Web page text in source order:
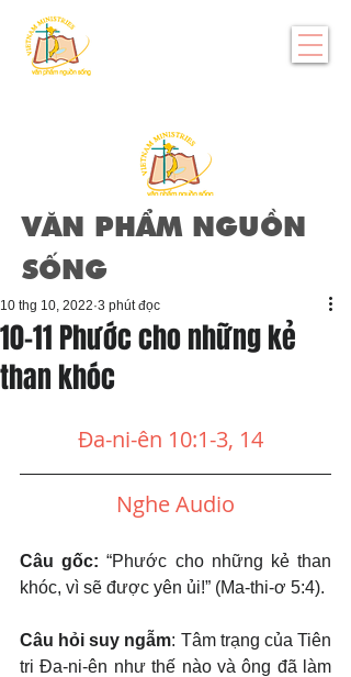
VĂN PHẨM NGUỒN
SỐNG
10-11 Phước cho những kẻ
than khóc
10 thg 10, 2022 3 phút đọc
Đa-ni-ên 10:1-3, 14
Nghe Audio
Câu gốc: “Phước cho những kẻ than
khóc, vì sẽ được yên ủi!” (Ma-thi-ơ 5:4).
Câu hỏi suy ngẫm: Tâm trạng của Tiên
tri Đa-ni-ên như thế nào và ông đã làm